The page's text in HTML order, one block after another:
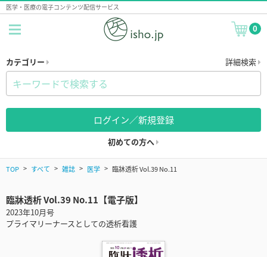
医学・医療の電子コンテンツ配信サービス
0
カテゴリー 詳細検索
ログイン／新規登録
初めての方へ
TOP すべて 雑誌 医学 臨牀透析 Vol.39 No.11
臨牀透析 Vol.39 No.11【電子版】
2023年10月号
プライマリーナースとしての透析看護